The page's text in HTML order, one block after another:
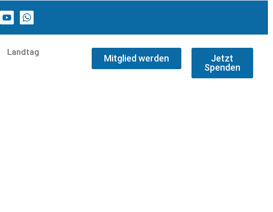
Landtag
Mitglied werden
Jetzt
Spenden